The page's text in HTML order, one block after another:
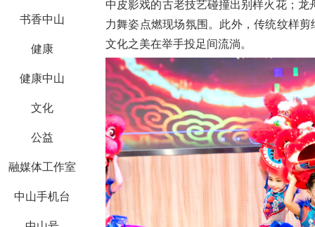
书香中山
健康
健康中山
文化
公益
融媒体工作室
中山手机台
中皮影戏的古老技艺碰撞出别样火花；
力舞姿点燃现场氛围。此外，传统纹样
文化之美在举手投足间流淌。